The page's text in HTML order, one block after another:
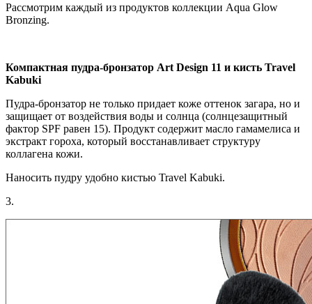
Рассмотрим каждый из продуктов коллекции Aqua Glow
Bronzing.
Компактная пудра-бронзатор Art Design 11 и кисть Travel
Kabuki
Пудра-бронзатор не только придает коже оттенок загара, но и
защищает от воздействия воды и солнца (солнцезащитный
фактор SPF равен 15). Продукт содержит масло гамамелиса и
экстракт гороха, который восстанавливает структуру
коллагена кожи.
Наносить пудру удобно кистью Travel Kabuki.
3.